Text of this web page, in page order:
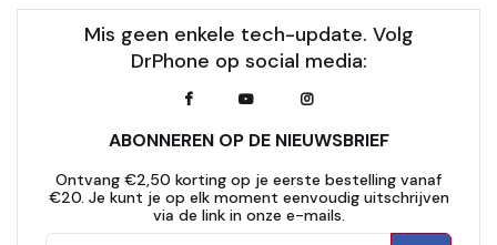
Mis geen enkele tech-update. Volg
DrPhone op social media:
ABONNEREN OP DE NIEUWSBRIEF
Ontvang €2,50 korting op je eerste bestelling vanaf
€20. Je kunt je op elk moment eenvoudig uitschrijven
via de link in onze e-mails.